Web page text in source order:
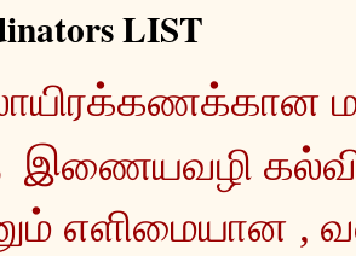
LIST
இணையவழி
எளிமையான ,